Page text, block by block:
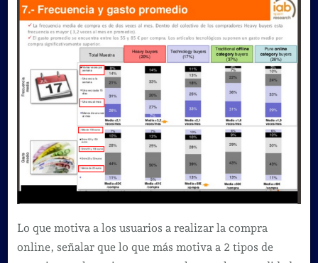
Lo que motiva a los usuarios a realizar la compra
online, señalar que lo que más motiva a 2 tipos de